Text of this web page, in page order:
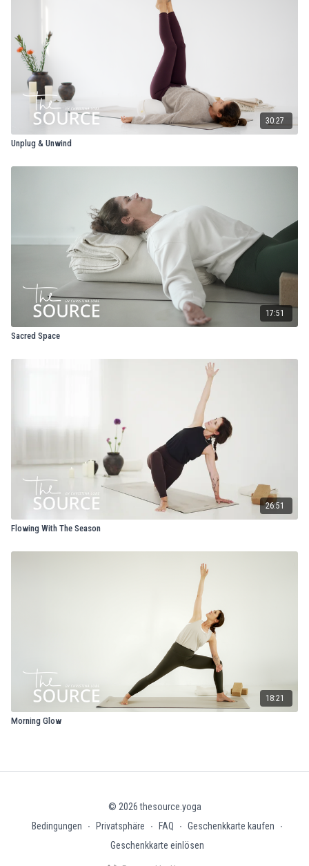
30:27
Unplug & Unwind
17:51
Sacred Space
26:51
Flowing With The Season
18:21
Morning Glow
© 2026 thesource.yoga
Bedingungen
∙ Privatsphäre ∙ FAQ ∙ Geschenkkarte kaufen
∙
Geschenkkarte einlösen